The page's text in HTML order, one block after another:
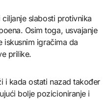
slabosti protivnika
Osim toga, usvajanje
iskusnim igračima da
prilike.
i kada ostati nazad također
bolje pozicioniranje i